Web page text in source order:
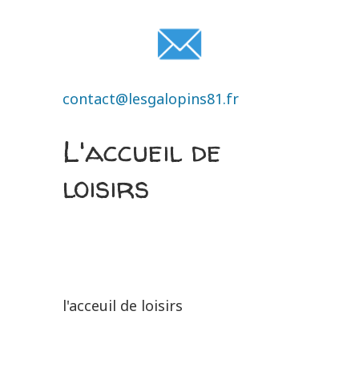
contact@lesgalopins81.fr
L'accueil de
loisirs
l'acceuil de loisirs